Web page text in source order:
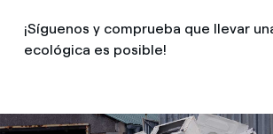
¡Síguenos y comprueba que llevar
ecológica es posible!